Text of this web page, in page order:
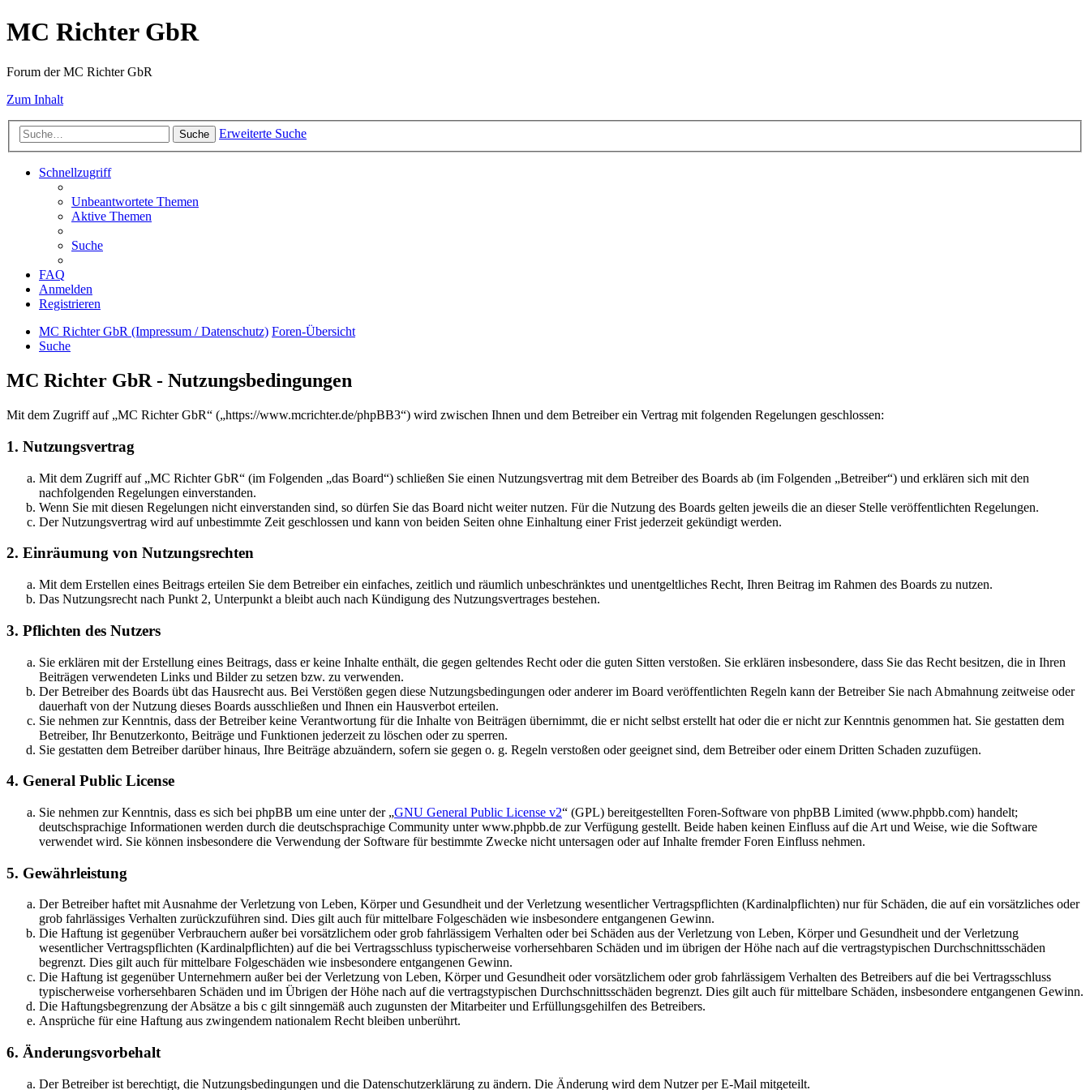
MC Richter GbR
Forum der MC Richter GbR
Zum Inhalt
Suche Erweiterte Suche
Schnellzugriff
Unbeantwortete Themen
Aktive Themen
Suche
FAQ
Anmelden
Registrieren
MC Richter GbR (Impressum / Datenschutz) Foren-Übersicht
Suche
MC Richter GbR - Nutzungsbedingungen
Mit dem Zugriff auf „MC Richter GbR“ („https://www.mcrichter.de/phpBB3“) wird zwischen Ihnen und dem Betreiber ein Vertrag mit folgenden Regelungen geschlossen:
1. Nutzungsvertrag
Mit dem Zugriff auf „MC Richter GbR“ (im Folgenden „das Board“) schließen Sie einen Nutzungsvertrag mit dem Betreiber des Boards ab (im Folgenden „Betreiber“) und erklären sich mit den
nachfolgenden Regelungen einverstanden.
Wenn Sie mit diesen Regelungen nicht einverstanden sind, so dürfen Sie das Board nicht weiter nutzen. Für die Nutzung des Boards gelten jeweils die an dieser Stelle veröffentlichten Regelungen.
Der Nutzungsvertrag wird auf unbestimmte Zeit geschlossen und kann von beiden Seiten ohne Einhaltung einer Frist jederzeit gekündigt werden.
2. Einräumung von Nutzungsrechten
Mit dem Erstellen eines Beitrags erteilen Sie dem Betreiber ein einfaches, zeitlich und räumlich unbeschränktes und unentgeltliches Recht, Ihren Beitrag im Rahmen des Boards zu nutzen.
Das Nutzungsrecht nach Punkt 2, Unterpunkt a bleibt auch nach Kündigung des Nutzungsvertrages bestehen.
3. Pflichten des Nutzers
Sie erklären mit der Erstellung eines Beitrags, dass er keine Inhalte enthält, die gegen geltendes Recht oder die guten Sitten verstoßen. Sie erklären insbesondere, dass Sie das Recht besitzen, die in Ihren
Beiträgen verwendeten Links und Bilder zu setzen bzw. zu verwenden.
Der Betreiber des Boards übt das Hausrecht aus. Bei Verstößen gegen diese Nutzungsbedingungen oder anderer im Board veröffentlichten Regeln kann der Betreiber Sie nach Abmahnung zeitweise oder
dauerhaft von der Nutzung dieses Boards ausschließen und Ihnen ein Hausverbot erteilen.
Sie nehmen zur Kenntnis, dass der Betreiber keine Verantwortung für die Inhalte von Beiträgen übernimmt, die er nicht selbst erstellt hat oder die er nicht zur Kenntnis genommen hat. Sie gestatten dem
Betreiber, Ihr Benutzerkonto, Beiträge und Funktionen jederzeit zu löschen oder zu sperren.
Sie gestatten dem Betreiber darüber hinaus, Ihre Beiträge abzuändern, sofern sie gegen o. g. Regeln verstoßen oder geeignet sind, dem Betreiber oder einem Dritten Schaden zuzufügen.
4. General Public License
Sie nehmen zur Kenntnis, dass es sich bei phpBB um eine unter der „GNU General Public License v2“ (GPL) bereitgestellten Foren-Software von phpBB Limited (www.phpbb.com) handelt;
deutschsprachige Informationen werden durch die deutschsprachige Community unter www.phpbb.de zur Verfügung gestellt. Beide haben keinen Einfluss auf die Art und Weise, wie die Software
verwendet wird. Sie können insbesondere die Verwendung der Software für bestimmte Zwecke nicht untersagen oder auf Inhalte fremder Foren Einfluss nehmen.
5. Gewährleistung
Der Betreiber haftet mit Ausnahme der Verletzung von Leben, Körper und Gesundheit und der Verletzung wesentlicher Vertragspflichten (Kardinalpflichten) nur für Schäden, die auf ein vorsätzliches oder
grob fahrlässiges Verhalten zurückzuführen sind. Dies gilt auch für mittelbare Folgeschäden wie insbesondere entgangenen Gewinn.
Die Haftung ist gegenüber Verbrauchern außer bei vorsätzlichem oder grob fahrlässigem Verhalten oder bei Schäden aus der Verletzung von Leben, Körper und Gesundheit und der Verletzung
wesentlicher Vertragspflichten (Kardinalpflichten) auf die bei Vertragsschluss typischerweise vorhersehbaren Schäden und im übrigen der Höhe nach auf die vertragstypischen Durchschnittsschäden
begrenzt. Dies gilt auch für mittelbare Folgeschäden wie insbesondere entgangenen Gewinn.
Die Haftung ist gegenüber Unternehmern außer bei der Verletzung von Leben, Körper und Gesundheit oder vorsätzlichem oder grob fahrlässigem Verhalten des Betreibers auf die bei Vertragsschluss
typischerweise vorhersehbaren Schäden und im Übrigen der Höhe nach auf die vertragstypischen Durchschnittsschäden begrenzt. Dies gilt auch für mittelbare Schäden, insbesondere entgangenen Gewinn.
Die Haftungsbegrenzung der Absätze a bis c gilt sinngemäß auch zugunsten der Mitarbeiter und Erfüllungsgehilfen des Betreibers.
Ansprüche für eine Haftung aus zwingendem nationalem Recht bleiben unberührt.
6. Änderungsvorbehalt
Der Betreiber ist berechtigt, die Nutzungsbedingungen und die Datenschutzerklärung zu ändern. Die Änderung wird dem Nutzer per E-Mail mitgeteilt.